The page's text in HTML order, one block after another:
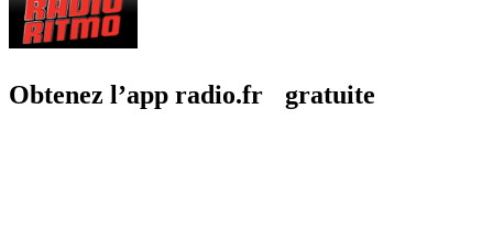
Obtenez l’app radio.fr gratuite